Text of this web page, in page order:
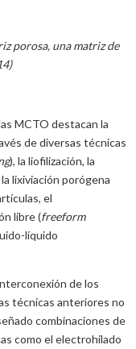
porosa, una matriz de
MCTO destacan la
de diversas técnicas
), la liofilización, la
la lixiviación porógena
el
libre (freeform
líquido
de los
técnicas anteriores no
combinaciones de
como el electrohilado